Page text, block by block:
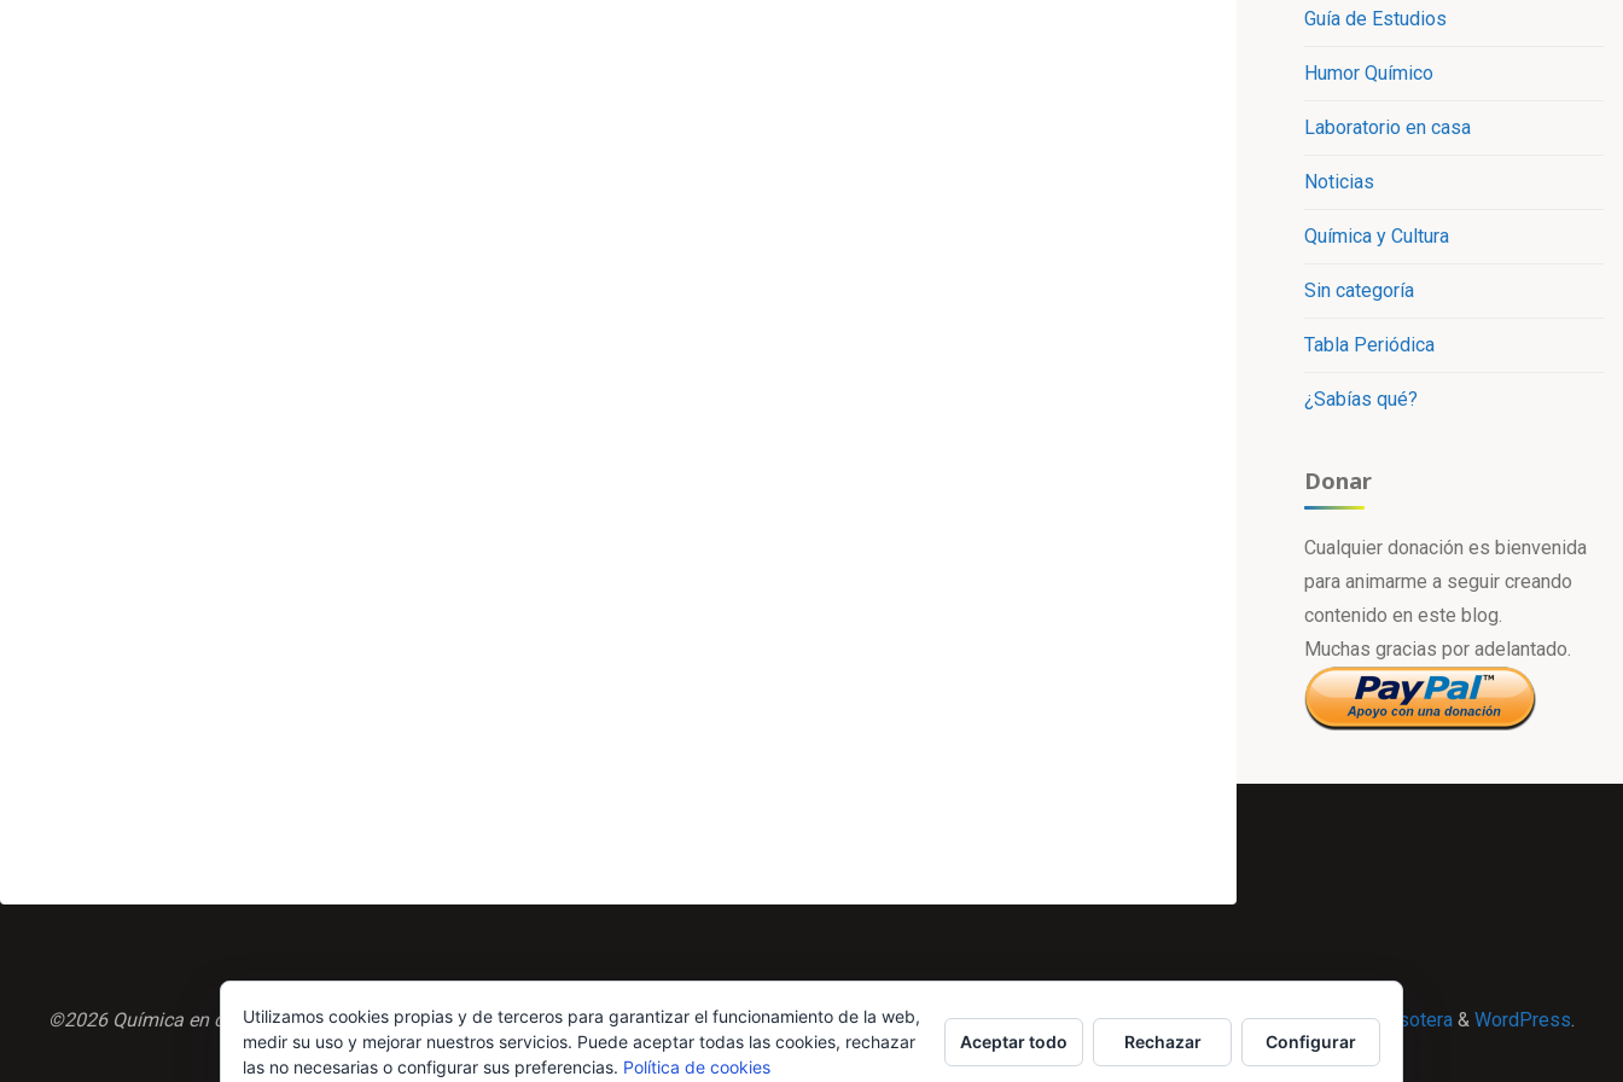
Guía de Estudios
Humor Químico
Laboratorio en casa
Noticias
Química y Cultura
Sin categoría
Tabla Periódica
¿Sabías qué?
Donar
Cualquier donación es bienvenida
para animarme a seguir creando
contenido en este blog.
Muchas gracias por adelantado.
Powered by Esotera & WordPress.
©2026 Química en casa.comUtilizamos cookies propias y de terceros para garantizar el funcionamiento de la web,
medir su uso y mejorar nuestros servicios. Puede aceptar todas las cookies, rechazar
las no necesarias o configurar sus preferencias. Política de cookies
Aceptar todo Rechazar Configurar